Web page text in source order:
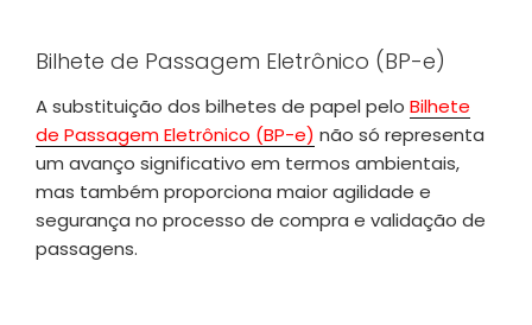
Bilhete de Passagem Eletrônico (BP-e)
A substituição dos bilhetes de papel pelo Bilhete
de Passagem Eletrônico (BP-e) não só representa
um avanço significativo em termos ambientais,
mas também proporciona maior agilidade e
segurança no processo de compra e validação de
passagens.